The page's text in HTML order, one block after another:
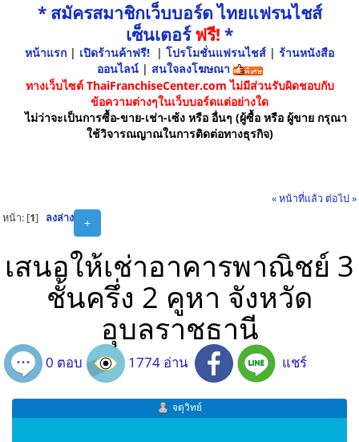
* สมัครสมาชิกเว็บบอร์ด ไทยแฟรนไชส์
เซ็นเตอร์ฟรี! *
หน้าแรก | เปิดร้านค้าฟรี! | โปรโมชั่นแฟรนไชส์ | ร้านหนังสือ
ออนไลน์ | สนใจลงโฆษณา
ทางเว็บไซต์ ThaiFranchiseCenter.com ไม่มีส่วนรับผิดชอบกับ
ข้อความต่างๆในเว็บบอร์ดแต่อย่างใด
ไม่ว่าจะเป็นการซื้อ-ขาย-เช่า-เซ้ง หรือ อื่นๆ (ผู้ซื้อ หรือ ผู้ขาย กรุณา
ใช้วิจารณญาณในการติดต่อทางธุรกิจ)
« หน้าที่แล้ว ต่อไป »
+
หน้า: [1] ลงล่าง
เสนอให้เช่าอาคารพาณิชย์ 3
ชั้นครึ่ง 2 คูหา จังหวัด
อุบลราชธานี
0 ตอบ 1774 อ่าน แชร์
จตุวิทย์